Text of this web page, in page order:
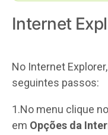
Internet
No Internet
seguintes passos:
1.No menu clique
em Opções da